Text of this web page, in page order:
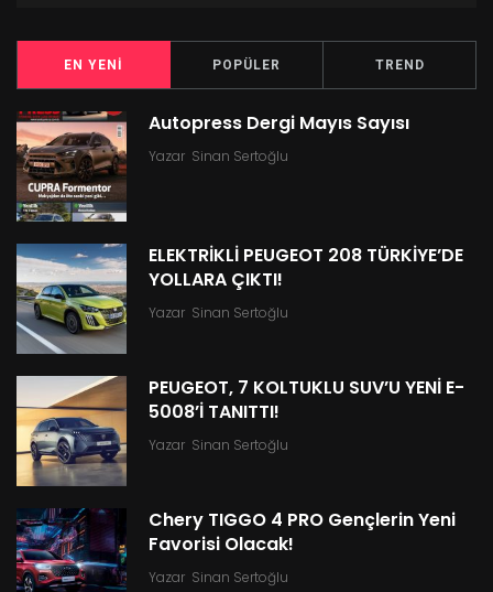
EN YENI POPÜLER TREND
Autopress Dergi Mayıs Sayısı
Yazar Sinan Sertoğlu
ELEKTRİKLİ PEUGEOT 208 TÜRKİYE’DE
YOLLARA ÇIKTI!
Yazar Sinan Sertoğlu
PEUGEOT, 7 KOLTUKLU SUV’U YENİ E-
5008’İ TANITTI!
Yazar Sinan Sertoğlu
Chery TIGGO 4 PRO Gençlerin Yeni
Favorisi Olacak!
Yazar Sinan Sertoğlu